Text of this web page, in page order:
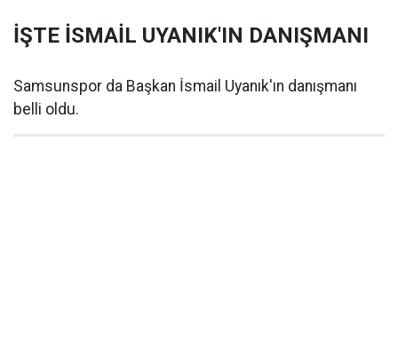
İŞTE İSMAİL UYANIK'IN DANIŞMANI
Samsunspor da Başkan İsmail Uyanık'ın danışmanı
belli oldu.